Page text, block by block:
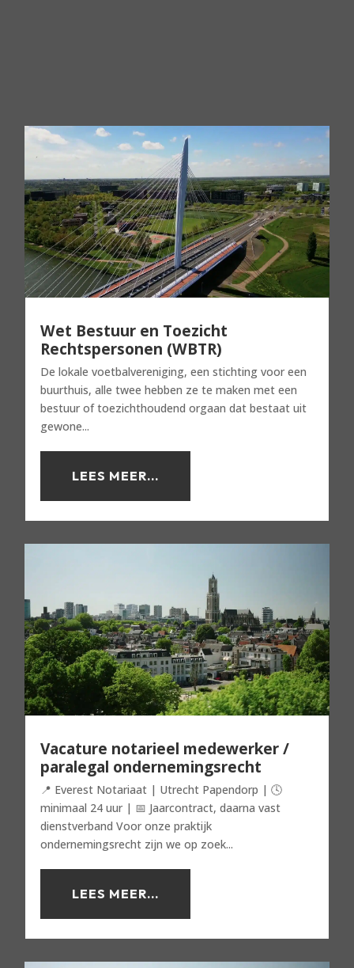
Wet Bestuur en Toezicht
Rechtspersonen (WBTR)
De lokale voetbalvereniging, een stichting voor een
buurthuis, alle twee hebben ze te maken met een
bestuur of toezichthoudend orgaan dat bestaat uit
gewone...
LEES MEER...
Vacature notarieel medewerker /
paralegal ondernemingsrecht
📍 Everest Notariaat | Utrecht Papendorp | 🕓
minimaal 24 uur | 📅 Jaarcontract, daarna vast
dienstverband Voor onze praktijk
ondernemingsrecht zijn we op zoek...
LEES MEER...